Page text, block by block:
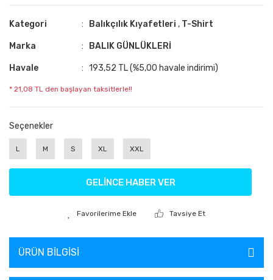
Kategori Balıkçılık Kıyafetleri , T-Shirt
Marka BALIK GÜNLÜKLERİ
Havale 193,52 TL (%5,00 havale indirimi)
* 21,08 TL den başlayan taksitlerle!!
Seçenekler
L M S XL XXL
GELİNCE HABER VER
Tavsiye Et
ÜRÜN BILGISI